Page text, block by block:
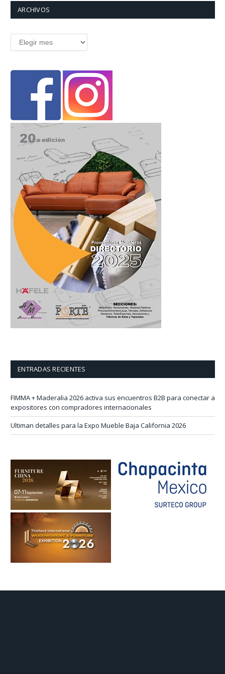
ARCHIVOS
Archivos
ENTRADAS RECIENTES
FIMMA + Maderalia 2026 activa sus encuentros B2B para conectar a
expositores con compradores internacionales
Ultiman detalles para la Expo Mueble Baja California 2026